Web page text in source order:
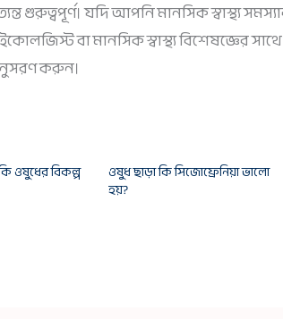
গুরুত্বপূর্ণ। যদি আপনি মানসিক স্বাস্থ্য
বা মানসিক স্বাস্থ্য বিশেষজ্ঞের
করুন।
ওষুধের বিকল্প ওষুধ ছাড়া কি সিজোফ্রেনিয়া ভালো
হয়?